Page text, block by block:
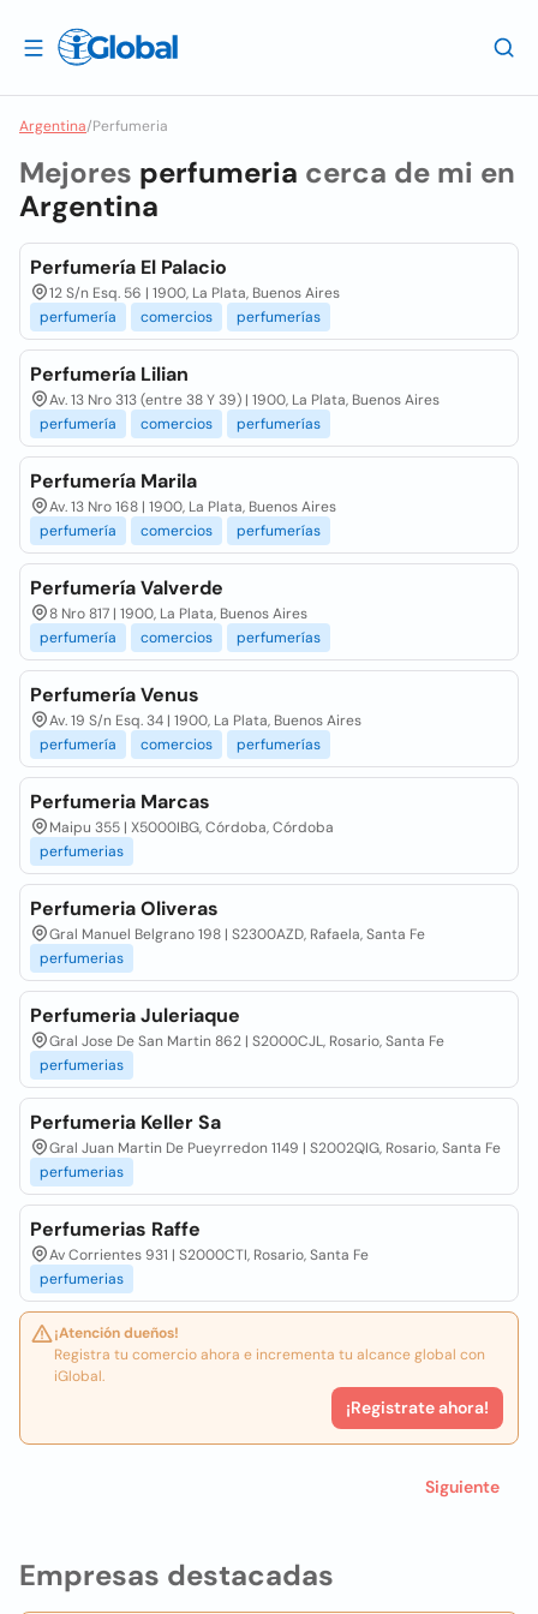
Argentina/Perfumeria
Empresas destacadas
Mejores perfumeria cerca de mi en
Argentina
Perfumería El Palacio
12 S/n Esq. 56 | 1900, La Plata, Buenos Aires
perfumería
comercios perfumerías
Perfumería Lilian
Av. 13 Nro 313 (entre 38 Y 39) | 1900, La Plata, Buenos Aires
perfumería
comercios perfumerías
Perfumería Marila
Av. 13 Nro 168 | 1900, La Plata, Buenos Aires
perfumería
comercios perfumerías
Perfumería Valverde
8 Nro 817 | 1900, La Plata, Buenos Aires
perfumería
comercios perfumerías
Perfumería Venus
Av. 19 S/n Esq. 34 | 1900, La Plata, Buenos Aires
perfumería
comercios perfumerías
Perfumeria Marcas
Maipu 355 | X5000IBG, Córdoba, Córdoba
perfumerias
Perfumeria Oliveras
Gral Manuel Belgrano 198 | S2300AZD, Rafaela, Santa Fe
perfumerias
Perfumeria Juleriaque
Gral Jose De San Martin 862 | S2000CJL, Rosario, Santa Fe
perfumerias
Perfumeria Keller Sa
Gral Juan Martin De Pueyrredon 1149 | S2002QIG, Rosario, Santa Fe
perfumerias
Perfumerias Raffe
Av Corrientes 931 | S2000CTI, Rosario, Santa Fe
perfumerias
¡Atención dueños!
Registra tu comercio ahora e incrementa tu alcance global con
iGlobal.
¡Registrate ahora!
Siguiente